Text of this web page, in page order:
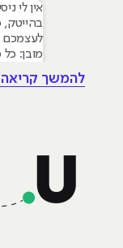
אין לי
לעצמכם
מובן:
כבר נגע
להמשך קריאה